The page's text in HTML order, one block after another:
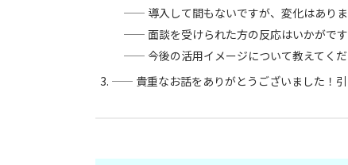
—— 導入して間もないですが、変化はあり
—— 面談を受けられた方の反応はいかがで
—— 今後の活用イメージについて教えてくだ
—— 貴重なお話をありがとうございました！引